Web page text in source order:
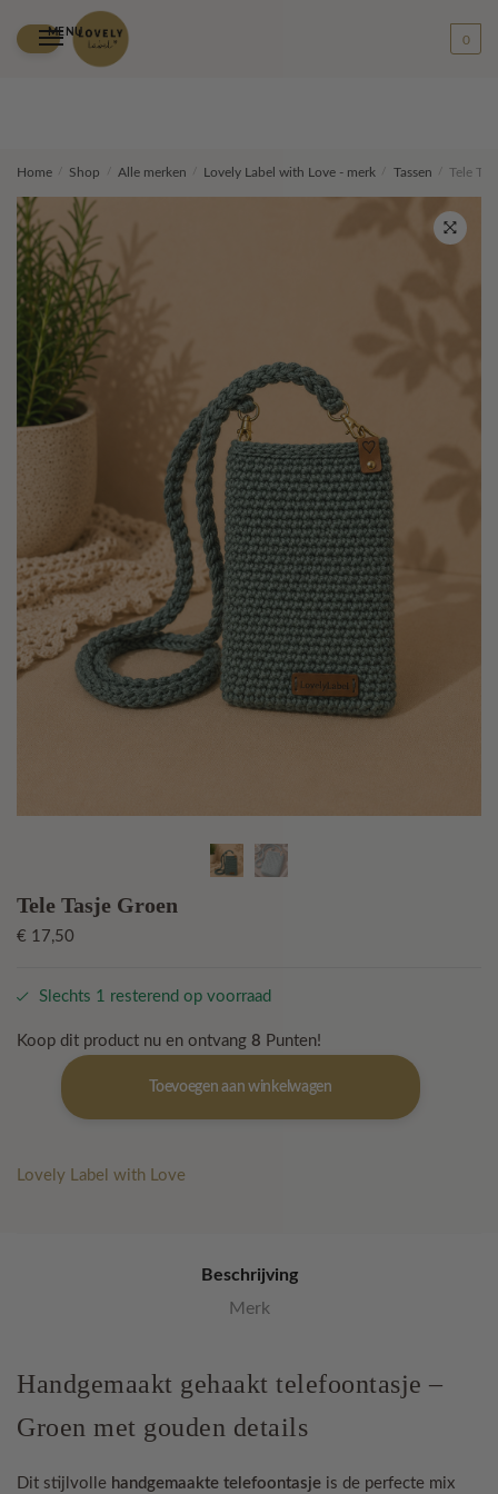
navigation
content
MENU
0
Home Shop Alle merken Lovely Label with Love - merk / Tassen / Tele
Tele Tasje Groen
€ 17,50
Slechts 1 resterend op voorraad
Koop dit product nu en ontvang 8 Punten!
Toevoegen aan winkelwagen
Lovely Label with Love
Beschrijving
Merk
Handgemaakt gehaakt telefoontasje –
Groen met gouden details
Dit stijlvolle handgemaakte telefoontasje is de perfecte mix